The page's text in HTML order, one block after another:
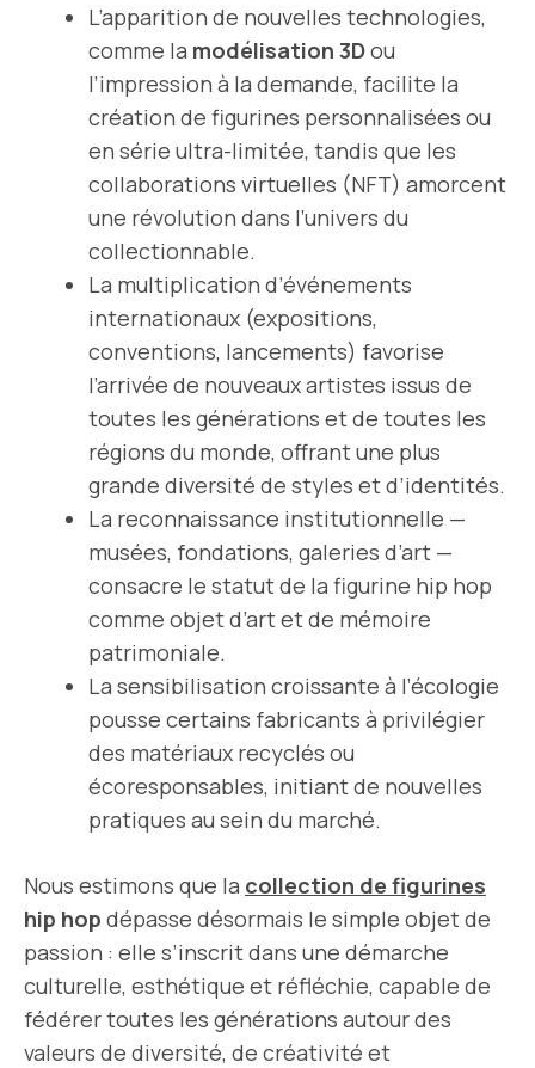
L’apparition de nouvelles technologies,
comme la modélisation 3Dou
l’impression à la demande, facilite la
création de figurines personnalisées ou
en série ultra-limitée, tandis que les
collaborations virtuelles (NFT) amorcent
une révolution dans l’univers du
collectionnable.
La multiplication d’événements
internationaux (expositions,
conventions, lancements) favorise
l’arrivée de nouveaux artistes issus de
toutes les générations et de toutes les
régions du monde, offrant une plus
grande diversité de styles et d’identités.
La reconnaissance institutionnelle —
musées, fondations, galeries d’art —
consacre le statut de la figurine hip hop
comme objet d’art et de mémoire
patrimoniale.
La sensibilisation croissante à l’écologie
pousse certains fabricants à privilégier
des matériaux recyclés ou
écoresponsables, initiant de nouvelles
pratiques au sein du marché.
Nous estimons que la collection de figurines
hip hop dépasse désormais le simple objet de
passion : elle s’inscrit dans une démarche
culturelle, esthétique et réfléchie, capable de
fédérer toutes les générations autour des
valeurs de diversité, de créativité et